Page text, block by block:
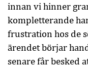
innan vi hinner
kompletterande
frustration hos de
ärendet börjar
senare får besked